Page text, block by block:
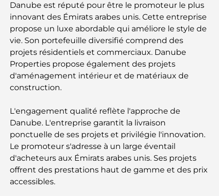
Les meilleures écoles de Dubaï pour les expatriés :
un guide complet pour les parents
Soins de santé de classe mondiale : les meilleurs
hôpitaux d’Abu Dhabi
Qu’est-ce qu’Ejari aux Émirats arabes unis ? Guide
Banques internationales à Dubaï : Votre guide
complet des services bancaires mondiaux
Bars du centre-ville de Dubaï : Guide complet des
lieux les plus branchés de la ville
Danube est réputé pour être le promoteur le plus
innovant des Émirats arabes unis. Cette entreprise
propose un luxe abordable qui améliore le style de
vie. Son portefeuille diversifié comprend des
projets résidentiels et commerciaux. Danube
Properties propose également des projets
d'aménagement intérieur et de matériaux de
construction.
L'engagement qualité reflète l'approche de
Danube. L'entreprise garantit la livraison
ponctuelle de ses projets et privilégie l'innovation.
Le promoteur s'adresse à un large éventail
d'acheteurs aux Émirats arabes unis. Ses projets
offrent des prestations haut de gamme et des prix
accessibles.